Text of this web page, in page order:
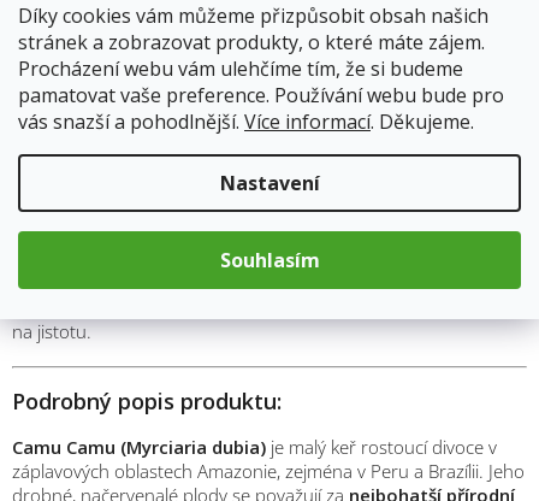
Díky cookies vám můžeme přizpůsobit obsah našich
stránek a zobrazovat produkty, o které máte zájem.
Procházení webu vám ulehčíme tím, že si budeme
pamatovat vaše preference. Používání webu bude pro
vás snazší a pohodlnější. Více informací. Děkujeme.
Nastavení
Souhlasím
Proč si koupit Camu Camu prášek?
Camu Camu je tropické ovoce z amazonského pralesa, které si
získalo světový respekt jako superpotravina s extrémně
vysokým obsahem přírodního vitamínu C. Prášek z plodů
Camu Camu pomáháposilovat imunitní systém, chránit
buňky před oxidačním stresem a zvyšovat energii bez
umělých stimulantů. Je ideální během podzimních a zimních
měsíců, ale i pro každodenní podporu vitality. Camu Camu má
osvěžující, jemně nakyslou chuť a skvěle se hodí do smoothies,
šťáv nebo vody s citronem. Pokud hledáš
čistý rostlinný zdroj
na jistotu.
Podrobný popis produktu:
Camu Camu (Myrciaria dubia) je malý keř rostoucí divoce v
záplavových oblastech Amazonie, zejména v Peru a Brazílii. Jeho
drobné, načervenalé plody se považují za nejbohatší přírodní